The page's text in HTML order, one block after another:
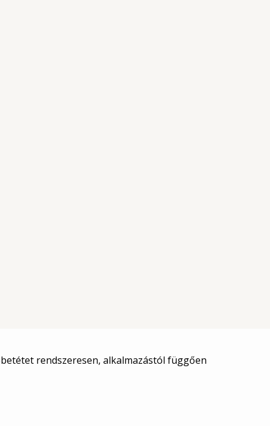
rendszeresen, alkalmazástól függően